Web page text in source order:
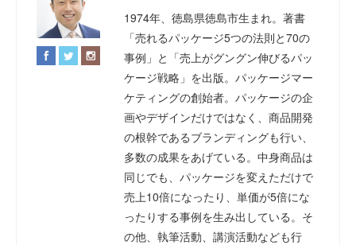
1974年、徳島県徳島市生まれ。著書
「売れるパッケージ5つの法則と70の
事例」と「売上がグングン伸びるパッ
ケージ戦略」を出版。パッケージマー
ケティングの創始者。パッケージの企
画やデザインだけではなく、商品開発
の根幹であるブランディングも行い、
多数の成果をあげている。中身商品は
同じでも、パッケージを変えただけで
売上10倍になったり、単価が5倍にな
ったりする事例を生み出している。そ
の他、執筆活動、講演活動なども行